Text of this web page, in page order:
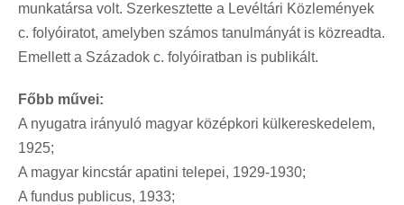
munkatársa volt. Szerkesztette a Levéltári Közlemények
c. folyóiratot, amelyben számos tanulmányát is közreadta.
Emellett a Századok c. folyóiratban is publikált.
Főbb művei:
A nyugatra irányuló magyar középkori külkereskedelem,
1925;
A magyar kincstár apatini telepei, 1929-1930;
A fundus publicus, 1933;